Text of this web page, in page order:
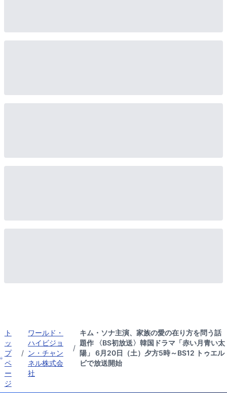
ト
ッ
プ
ペ
ー
ジ
/
ワールド・
ハイビジョ
ン・チャン
ネル株式会
社
/
キム・ソナ主演、家族の愛の在り方を問う話
題作 〈BS初放送〉韓国ドラマ「赤い月青い太
陽」 6月20日（土）夕方5時～BS12 トゥエル
ビで放送開始